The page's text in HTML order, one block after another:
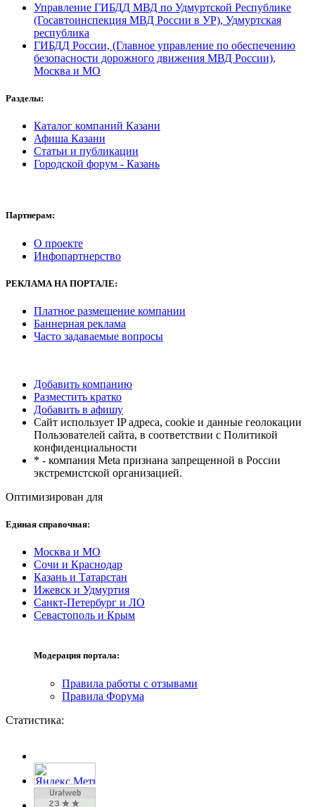
Управление ГИБДД МВД по Удмуртской Республике
(Госавтоинспекция МВД России в УР), Удмуртская
республика
ГИБДД России, (Главное управление по обеспечению
безопасности дорожного движения МВД России),
Москва и МО
Разделы:
Каталог компаний Казани
Афиша Казани
Статьи и публикации
Городской форум - Казань
Партнерам:
О проекте
Инфопартнерство
РЕКЛАМА НА ПОРТАЛЕ:
Платное размещение компании
Баннерная реклама
Часто задаваемые вопросы
Добавить компанию
Разместить кратко
Добавить в афишу
Сайт использует IP адреса, cookie и данные геолокации
Пользователей сайта, в соответствии с Политикой
конфиденциальности
* - компания Meta признана запрещенной в России
экстремистской организацией.
Оптимизирован для
Единая справочная:
Москва и МО
Сочи и Краснодар
Казань и Татарстан
Ижевск и Удмуртия
Санкт-Петербург и ЛО
Севастополь и Крым
Модерация портала:
Правила работы с отзывами
Правила Форума
Статистика: